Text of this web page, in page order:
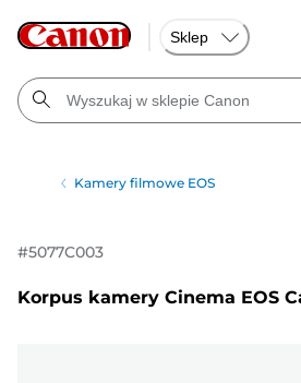
Sklep
Kamery filmowe EOS
#5077C003
Korpus kamery Cinema EOS